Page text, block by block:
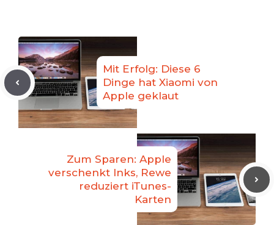
Mit Erfolg: Diese 6
Dinge hat Xiaomi von
Apple geklaut
Zum Sparen: Apple
verschenkt Inks, Rewe
reduziert iTunes-
Karten